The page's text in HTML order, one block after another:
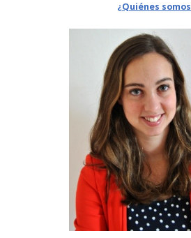
¿Quiénes